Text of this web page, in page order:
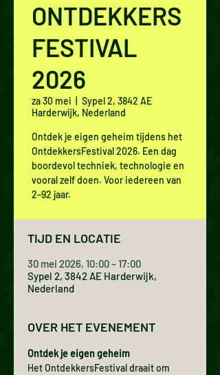
ONTDEKKERS
FESTIVAL
2026
za 30 mei
Sypel 2, 3842 AE
Harderwijk, Nederland
Ontdek je eigen geheim tijdens het
OntdekkersFestival 2026. Een dag
boordevol techniek, technologie en
vooral zelf doen. Voor iedereen van
2–92 jaar.
TIJD EN LOCATIE
30 mei 2026, 10:00 – 17:00
Sypel 2, 3842 AE Harderwijk,
Nederland
OVER HET EVENEMENT
Ontdek je eigen geheim
Het OntdekkersFestival draait om